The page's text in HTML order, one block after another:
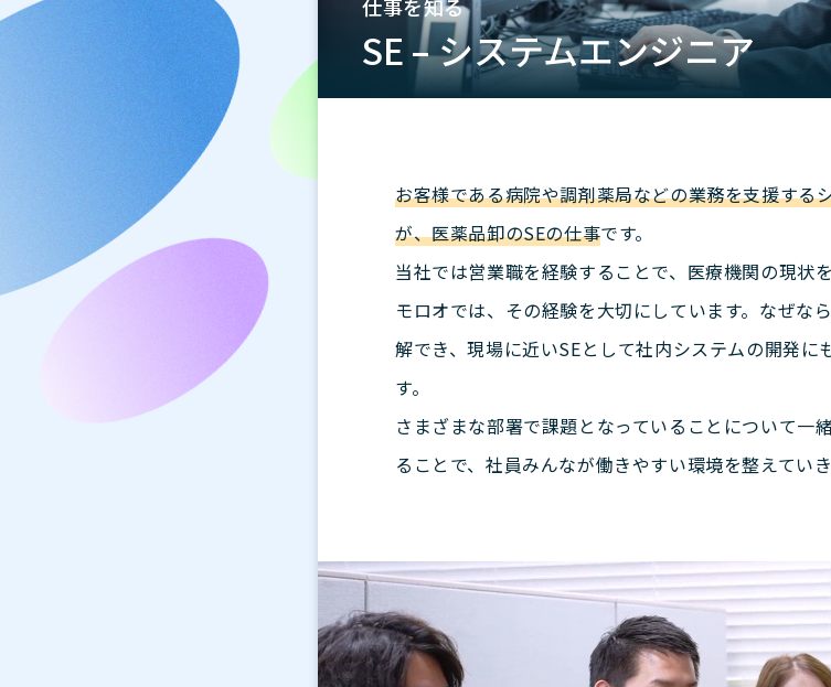
仕事を知る
SE – システムエンジニア
お客様である病院や調剤薬局などの業務を支援する
が、医薬品卸のSEの仕事です。
当社では営業職を経験することで、医療機関の現状
モロオでは、その経験を大切にしています。なぜな
解でき、現場に近いSEとして社内システムの開発に
す。
さまざまな部署で課題となっていることについて一
ることで、社員みんなが働きやすい環境を整えていき